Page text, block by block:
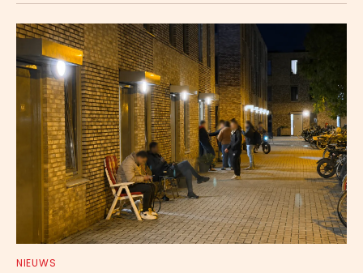
NIEUWS